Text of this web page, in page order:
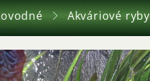
Akváriové ryby